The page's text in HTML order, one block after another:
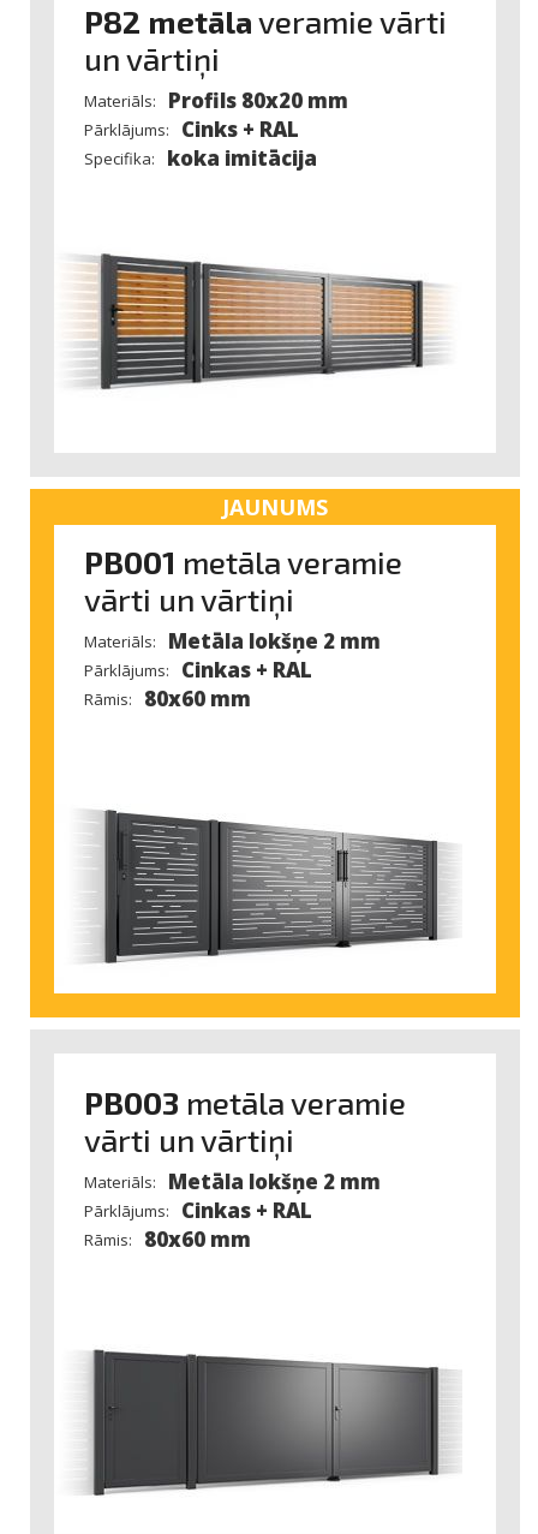
P82 metālaveramie vārti
un vārtiņi
Materiāls: Profils 80x20 mm
Pārklājums: Cinks + RAL
Specifika: koka imitācija
JAUNUMS
PB001 metāla veramie
vārti un vārtiņi
Materiāls: Metāla lokšņe 2 mm
Pārklājums: Cinkas + RAL
Rāmis: 80x60 mm
PB003 metāla veramie
vārti un vārtiņi
Materiāls: Metāla lokšņe 2 mm
Pārklājums: Cinkas + RAL
Rāmis: 80x60 mm